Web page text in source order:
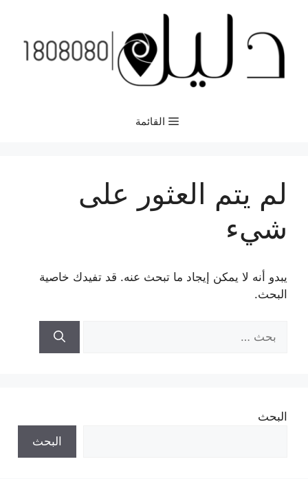
المحتوى
القائمة
لم يتم العثور على
شيء
يبدو أنه لا يمكن إيجاد ما تبحث عنه. قد تفيدك خاصية
البحث.
عن:
البحث
البحث